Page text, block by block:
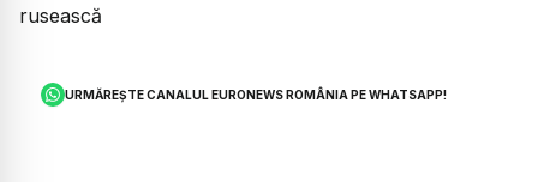
rusească
URMĂREȘTE CANALUL EURONEWS ROMÂNIA PE WHATSAPP!